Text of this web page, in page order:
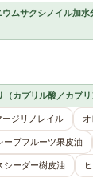
ムサクシノイル加水
（カプリル酸／カプ
ジリノレイル
ープフルーツ果皮油
シーダー樹皮油